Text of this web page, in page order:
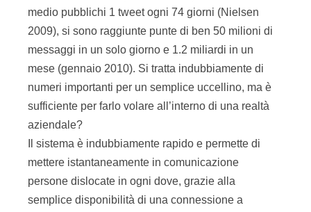
medio pubblichi 1 tweet ogni 74 giorni (Nielsen
2009), si sono raggiunte punte di ben 50 milioni di
messaggi in un solo giorno e 1.2 miliardi in un
mese (gennaio 2010). Si tratta indubbiamente di
numeri importanti per un semplice uccellino, ma è
sufficiente per farlo volare all’interno di una realtà
aziendale?
Il sistema è indubbiamente rapido e permette di
mettere istantaneamente in comunicazione
persone dislocate in ogni dove, grazie alla
semplice disponibilità di una connessione a